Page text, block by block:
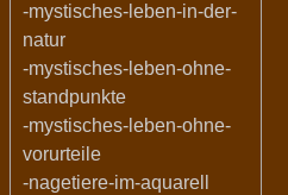
-mystisches-leben-in-der-
natur
-mystisches-leben-ohne-
standpunkte
-mystisches-leben-ohne-
vorurteile
-nagetiere-im-aquarell